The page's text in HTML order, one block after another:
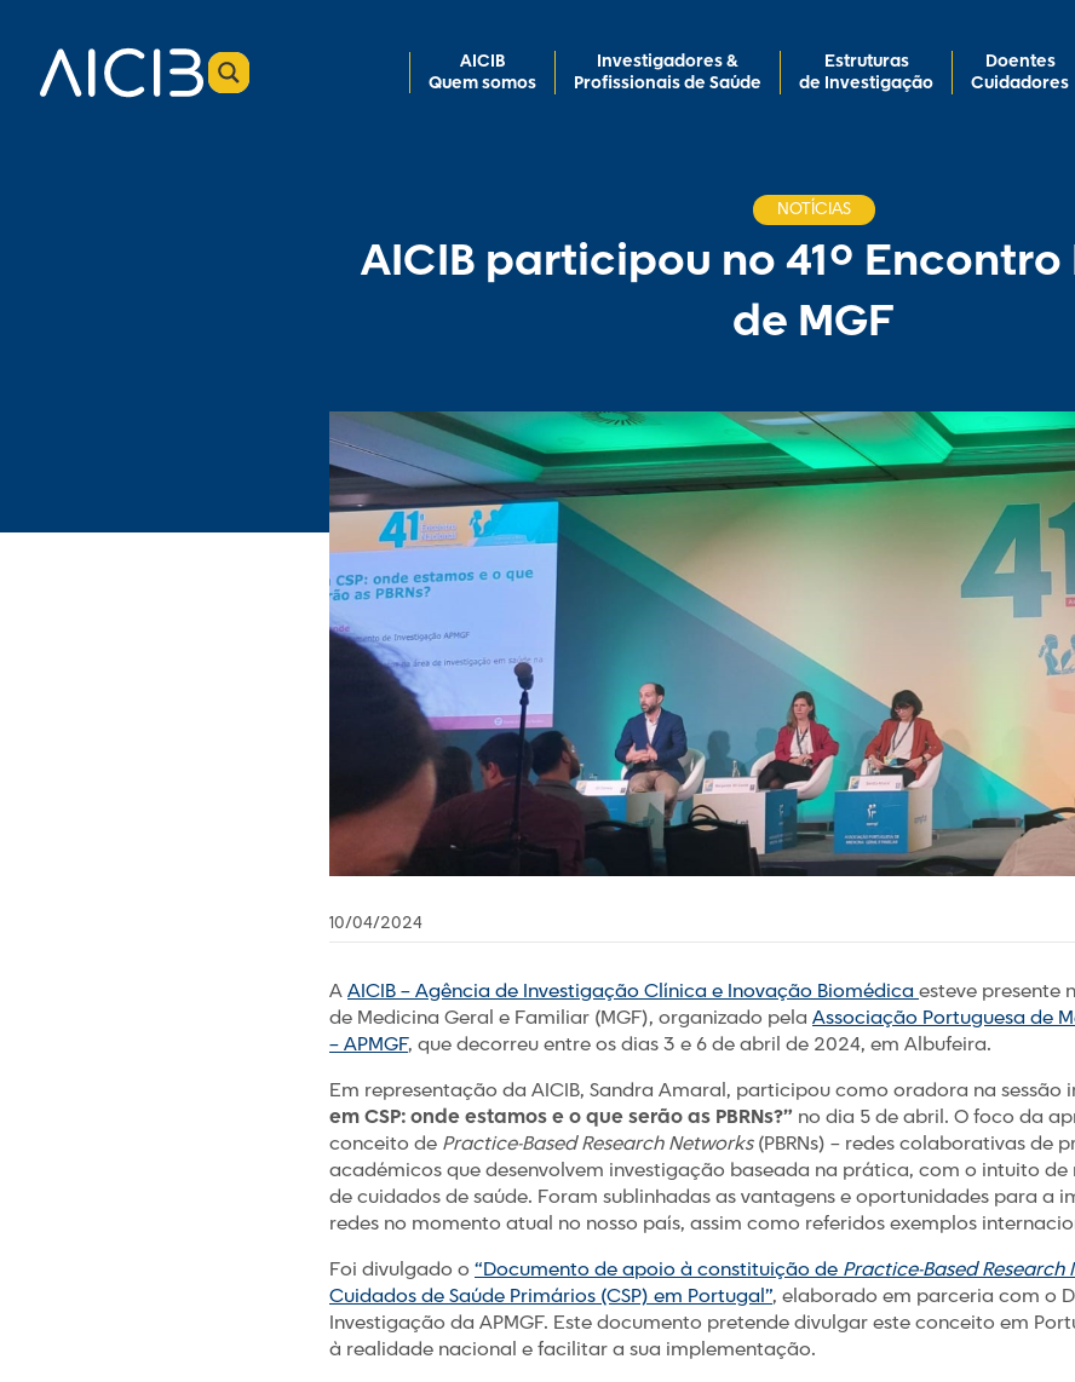
AICIB
Quem somos
Investigadores &
Profissionais de Saúde
Estruturas
de Investigação
Doentes
Cuidadores
NOTÍCIAS
AICIB participou no 41º
de MGF
10/04/2024
AAICIB – Agência de Investigação Clínica e Inovação Biomédica esteve presente
de Medicina Geral e Familiar (MGF), organizado pela Associação Portuguesa de
– APMGF, que decorreu entre os dias 3 e 6 de abril de 2024, em Albufeira.
Em representação da AICIB, Sandra Amaral, participou como oradora na sessão
em CSP: onde estamos e o que serão as PBRNs?” no dia 5 de abril. O foco da
conceito de Practice-Based Research Networks(PBRNs) – redes colaborativas de
académicos que desenvolvem investigação baseada na prática, com o intuito
de cuidados de saúde. Foram sublinhadas as vantagens e oportunidades para a
redes no momento atual no nosso país, assim como referidos exemplos
Foi divulgado o “Documento de apoio à constituição de Practice-Based Research
Cuidados de Saúde Primários (CSP) em Portugal”, elaborado em parceria com o
Investigação da APMGF. Este documento pretende divulgar este conceito em
à realidade nacional e facilitar a sua implementação.